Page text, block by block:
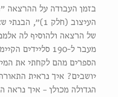
בזמן העבודה על ההרצאה
העיצוב (חלק
של הרצאה ולהוסיף לה
מעבר ל-190
הספרים מהם לקחתי את
יושבים? איך נראית
הגדולה מכולן – איך נראה